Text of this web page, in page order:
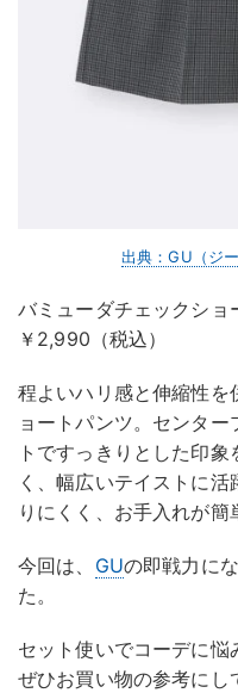
出典：GU（ジ
バミューダチェックショ
￥2,990（税込）
程よいハリ感と伸縮性を
ョートパンツ。センタ
トですっきりとした印
く、幅広いテイストに
りにくく、お手入れが簡
今回は、 GUの即戦力に
た。
セット使いでコーデに悩
ぜひお買い物の参考にし